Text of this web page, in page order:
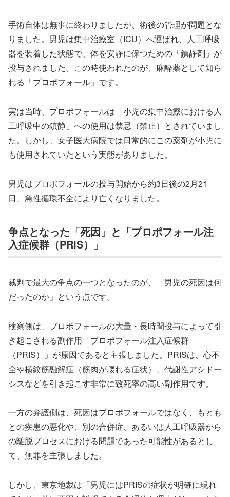
手術自体は無事に終わりましたが、術後の管理が問題とな
りました。男児は集中治療室（ICU）へ運ばれ、人工呼吸
器を装着した状態で、体を安静に保つための「鎮静剤」が
投与されました。この時使われたのが、麻酔薬として知ら
れる「プロポフォール」です。
実は当時、プロポフォールは「小児の集中治療における人
工呼吸中の鎮静」への使用は禁忌（禁止）とされていまし
た。しかし、女子医大病院では日常的にこの薬剤が小児に
も使用されていたという実態がありました。
男児はプロポフォールの投与開始から約3日後の2月21
日、急性循環不全により亡くなりました。
争点となった「死因」と「プロポフォール注
入症候群（PRIS）」
裁判で最大の争点の一つとなったのが、「男児の死因は何
だったのか」という点です。
検察側は、プロポフォールの大量・長時間投与によって引
き起こされる副作用「プロポフォール注入症候群
（PRIS）」が原因であると主張しました。PRISは、心不
全や横紋筋融解症（筋肉が壊れる症状）、代謝性アシドー
シスなどを引き起こす非常に致死率の高い副作用です。
一方の弁護側は、死因はプロポフォールではなく、もとも
との疾患の悪化や、別の合併症、あるいは人工呼吸器から
の離脱プロセスにおける問題であった可能性があるとし
て、無罪を主張しました。
しかし、東京地裁は「男児にはPRISの症状が明確に現れ